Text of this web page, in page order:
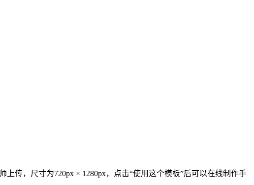
传，尺寸为720px × 1280px，点击“使用这个模板”后可以在线制作手